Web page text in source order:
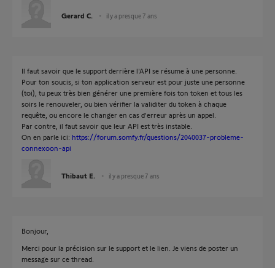
Gerard C. il y a presque 7 ans
Il faut savoir que le support derrière l'API se résume à une personne.
Pour ton soucis, si ton application serveur est pour juste une personne
(toi), tu peux très bien générer une première fois ton token et tous les
soirs le renouveler, ou bien vérifier la validiter du token à chaque
requête, ou encore le changer en cas d'erreur après un appel.
Par contre, il faut savoir que leur API est très instable.
On en parle ici: https://forum.somfy.fr/questions/2040037-probleme-
connexoon-api
Thibaut E. il y a presque 7 ans
Bonjour,
Merci pour la précision sur le support et le lien. Je viens de poster un
message sur ce thread.